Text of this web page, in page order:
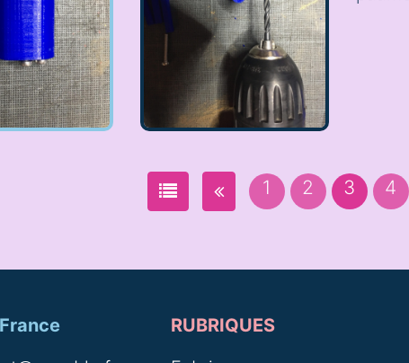
1 2 3 4
RUBRIQUES